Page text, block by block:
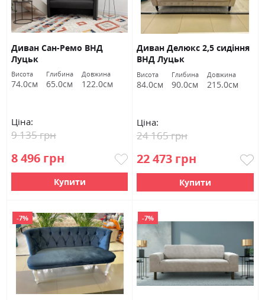
Диван Сан-Ремо ВНД
Луцьк
Висота
74.0см
Глибина
65.0см
Довжина
122.0см
Ціна:
8 496 грн
9 135 грн
Купити
Диван Делюкс 2,5 сидіння
ВНД Луцьк
Висота
84.0см
Глибина
90.0см
Довжина
215.0см
Ціна:
22 473 грн
24 165 грн
Купити
-7% -7%